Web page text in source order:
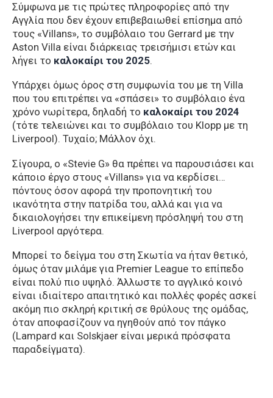
Σύμφωνα με τις πρώτες πληροφορίες από την
Αγγλία που δεν έχουν επιβεβαιωθεί επίσημα από
τους «Villans», το συμβόλαιο του Gerrard με την
Aston Villa είναι διάρκειας τρεισήμισι ετών και
λήγει το καλοκαίρι του 2025.
Υπάρχει όμως όρος στη συμφωνία του με τη Villa
που του επιτρέπει να «σπάσει» το συμβόλαιο ένα
χρόνο νωρίτερα, δηλαδή το καλοκαίρι του 2024
(τότε τελειώνει και το συμβόλαιο του Klopp με τη
Liverpool). Τυχαίο; Μάλλον όχι.
Σίγουρα, ο «Stevie G» θα πρέπει να παρουσιάσει και
κάποιο έργο στους «Villans» για να κερδίσει…
πόντους όσον αφορά την προπονητική του
ικανότητα στην πατρίδα του, αλλά και για να
δικαιολογήσει την επικείμενη πρόσληψή του στη
Liverpool αργότερα.
Μπορεί το δείγμα του στη Σκωτία να ήταν θετικό,
όμως όταν μιλάμε για Premier League το επίπεδο
είναι πολύ πιο υψηλό. Άλλωστε το αγγλικό κοινό
είναι ιδιαίτερο απαιτητικό και πολλές φορές ασκεί
ακόμη πιο σκληρή κριτική σε θρύλους της ομάδας,
όταν αποφασίζουν να ηγηθούν από τον πάγκο
(Lampard και Solskjaer είναι μερικά πρόσφατα
παραδείγματα).